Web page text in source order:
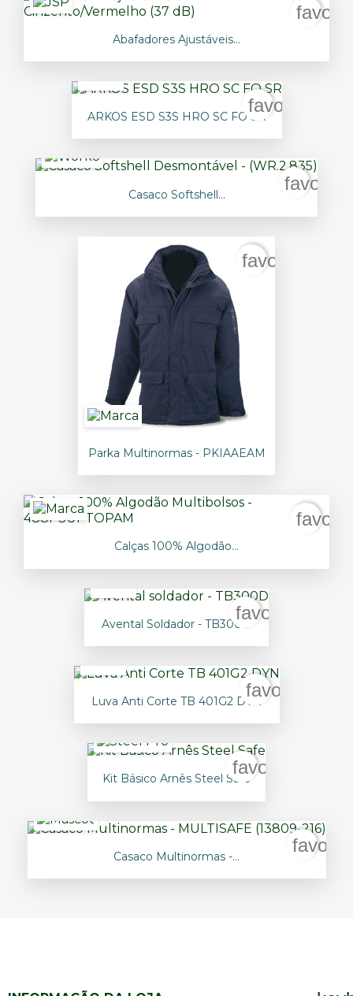
Abafadores Ajustáveis...
ARKOS ESD S3S HRO SC FO SR
Casaco Softshell...
Parka Multinormas - PKIAAEAM
Calças 100% Algodão...
Avental Soldador - TB300D
Luva Anti Corte TB 401G2 DYN
Kit Básico Arnês Steel Safe
Casaco Multinormas -...